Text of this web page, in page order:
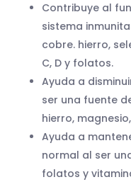
Contribuye al
sistema
cobre. hierro,
C, D y folatos.
Ayuda a
ser una fuente
hierro, magnesio,
Ayuda a
normal al ser
folatos y vitamina